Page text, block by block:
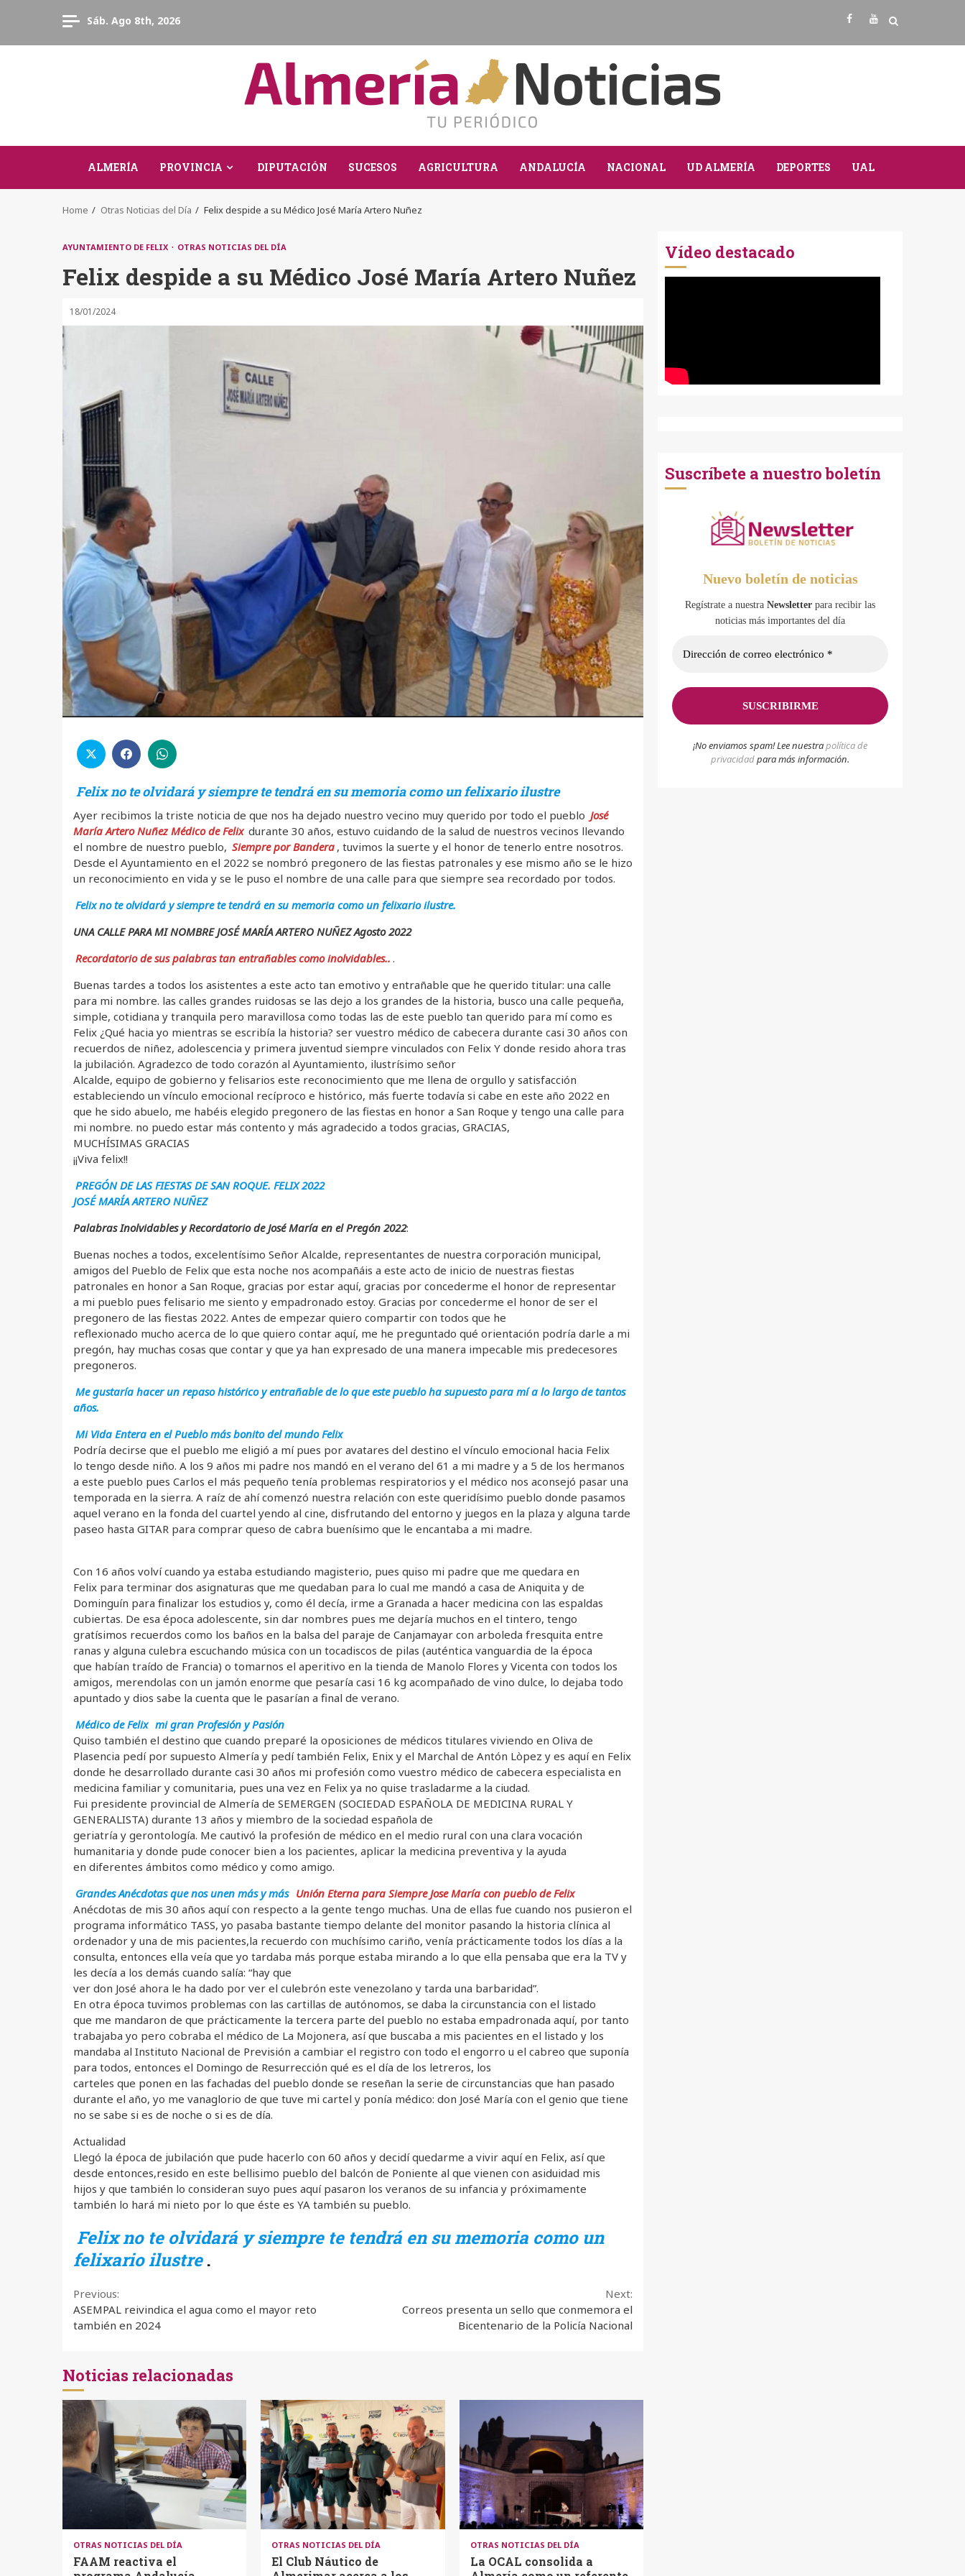
Sáb. Ago 8th, 2026 Facebook
Youtube
ALMERÍA PROVINCIA DIPUTACIÓN SUCESOS AGRICULTURA ANDALUCÍA NACIONAL UD ALMERÍA DEPORTES UAL
Home Otras Noticias del Día Felix despide a su Médico José María Artero Nuñez
AYUNTAMIENTO DE FELIX OTRAS NOTICIAS DEL DÍA
Felix despide a su Médico José María Artero Nuñez
18/01/2024
Felix no te olvidará y siempre te tendrá en su memoria como un felixario ilustre
Ayer recibimos la triste noticia de que nos ha dejado nuestro vecino muy querido por todo el pueblo José
María Artero Nuñez Médico de Felix durante 30 años, estuvo cuidando de la salud de nuestros vecinos llevando
el nombre de nuestro pueblo, Siempre por Bandera , tuvimos la suerte y el honor de tenerlo entre nosotros.
Desde el Ayuntamiento en el 2022 se nombró pregonero de las fiestas patronales y ese mismo año se le hizo
un reconocimiento en vida y se le puso el nombre de una calle para que siempre sea recordado por todos.
Felix no te olvidará y siempre te tendrá en su memoria como un felixario ilustre.
UNA CALLE PARA MI NOMBRE JOSÉ MARÍA ARTERO NUÑEZ Agosto 2022
Recordatorio de sus palabras tan entrañables como inolvidables.. .
Buenas tardes a todos los asistentes a este acto tan emotivo y entrañable que he querido titular: una calle
para mi nombre. las calles grandes ruidosas se las dejo a los grandes de la historia, busco una calle pequeña,
simple, cotidiana y tranquila pero maravillosa como todas las de este pueblo tan querido para mí como es
Felix ¿Qué hacia yo mientras se escribía la historia? ser vuestro médico de cabecera durante casi 30 años con
recuerdos de niñez, adolescencia y primera juventud siempre vinculados con Felix Y donde resido ahora tras
la jubilación. Agradezco de todo corazón al Ayuntamiento, ilustrísimo señor
Alcalde, equipo de gobierno y felisarios este reconocimiento que me llena de orgullo y satisfacción
estableciendo un vínculo emocional recíproco e histórico, más fuerte todavía si cabe en este año 2022 en
que he sido abuelo, me habéis elegido pregonero de las fiestas en honor a San Roque y tengo una calle para
mi nombre. no puedo estar más contento y más agradecido a todos gracias, GRACIAS,
MUCHÍSIMAS GRACIAS
¡¡Viva felix!!
PREGÓN DE LAS FIESTAS DE SAN ROQUE. FELIX 2022
JOSÉ MARÍA ARTERO NUÑEZ
Palabras Inolvidables y Recordatorio de José María en el Pregón 2022:
Buenas noches a todos, excelentísimo Señor Alcalde, representantes de nuestra corporación municipal,
amigos del Pueblo de Felix que esta noche nos acompañáis a este acto de inicio de nuestras fiestas
patronales en honor a San Roque, gracias por estar aquí, gracias por concederme el honor de representar
a mi pueblo pues felisario me siento y empadronado estoy. Gracias por concederme el honor de ser el
pregonero de las fiestas 2022. Antes de empezar quiero compartir con todos que he
reflexionado mucho acerca de lo que quiero contar aquí, me he preguntado qué orientación podría darle a mi
pregón, hay muchas cosas que contar y que ya han expresado de una manera impecable mis predecesores
pregoneros.
Me gustaría hacer un repaso histórico y entrañable de lo que este pueblo ha supuesto para mí a lo largo de tantos
años.
Mi Vida Entera en el Pueblo más bonito del mundo Felix
Podría decirse que el pueblo me eligió a mí pues por avatares del destino el vínculo emocional hacia Felix
lo tengo desde niño. A los 9 años mi padre nos mandó en el verano del 61 a mi madre y a 5 de los hermanos
a este pueblo pues Carlos el más pequeño tenía problemas respiratorios y el médico nos aconsejó pasar una
temporada en la sierra. A raíz de ahí comenzó nuestra relación con este queridísimo pueblo donde pasamos
aquel verano en la fonda del cuartel yendo al cine, disfrutando del entorno y juegos en la plaza y alguna tarde
paseo hasta GITAR para comprar queso de cabra buenísimo que le encantaba a mi madre.
Con 16 años volví cuando ya estaba estudiando magisterio, pues quiso mi padre que me quedara en
Felix para terminar dos asignaturas que me quedaban para lo cual me mandó a casa de Aniquita y de
Dominguín para finalizar los estudios y, como él decía, irme a Granada a hacer medicina con las espaldas
cubiertas. De esa época adolescente, sin dar nombres pues me dejaría muchos en el tintero, tengo
gratísimos recuerdos como los baños en la balsa del paraje de Canjamayar con arboleda fresquita entre
ranas y alguna culebra escuchando música con un tocadiscos de pilas (auténtica vanguardia de la época
que habían traído de Francia) o tomarnos el aperitivo en la tienda de Manolo Flores y Vicenta con todos los
amigos, merendolas con un jamón enorme que pesaría casi 16 kg acompañado de vino dulce, lo dejaba todo
apuntado y dios sabe la cuenta que le pasarían a final de verano.
Médico de Felix mi gran Profesión y Pasión
Quiso también el destino que cuando preparé la oposiciones de médicos titulares viviendo en Oliva de
Plasencia pedí por supuesto Almería y pedí también Felix, Enix y el Marchal de Antón Lòpez y es aquí en Felix
donde he desarrollado durante casi 30 años mi profesión como vuestro médico de cabecera especialista en
medicina familiar y comunitaria, pues una vez en Felix ya no quise trasladarme a la ciudad.
Fui presidente provincial de Almería de SEMERGEN (SOCIEDAD ESPAÑOLA DE MEDICINA RURAL Y
GENERALISTA) durante 13 años y miembro de la sociedad española de
geriatría y gerontología. Me cautivó la profesión de médico en el medio rural con una clara vocación
humanitaria y donde pude conocer bien a los pacientes, aplicar la medicina preventiva y la ayuda
en diferentes ámbitos como médico y como amigo.
Grandes Anécdotas que nos unen más y más Unión Eterna para Siempre Jose María con pueblo de Felix
Anécdotas de mis 30 años aquí con respecto a la gente tengo muchas. Una de ellas fue cuando nos pusieron el
programa informático TASS, yo pasaba bastante tiempo delante del monitor pasando la historia clínica al
ordenador y una de mis pacientes,la recuerdo con muchísimo cariño, venía prácticamente todos los días a la
consulta, entonces ella veía que yo tardaba más porque estaba mirando a lo que ella pensaba que era la TV y
les decía a los demás cuando salía: “hay que
ver don José ahora le ha dado por ver el culebrón este venezolano y tarda una barbaridad”.
En otra época tuvimos problemas con las cartillas de autónomos, se daba la circunstancia con el listado
que me mandaron de que prácticamente la tercera parte del pueblo no estaba empadronada aquí, por tanto
trabajaba yo pero cobraba el médico de La Mojonera, así que buscaba a mis pacientes en el listado y los
mandaba al Instituto Nacional de Previsión a cambiar el registro con todo el engorro u el cabreo que suponía
para todos, entonces el Domingo de Resurrección qué es el día de los letreros, los
carteles que ponen en las fachadas del pueblo donde se reseñan la serie de circunstancias que han pasado
durante el año, yo me vanaglorio de que tuve mi cartel y ponía médico: don José María con el genio que tiene
no se sabe si es de noche o si es de día.
Actualidad
Llegó la época de jubilación que pude hacerlo con 60 años y decidí quedarme a vivir aquí en Felix, así que
desde entonces,resido en este bellisimo pueblo del balcón de Poniente al que vienen con asiduidad mis
hijos y que también lo consideran suyo pues aquí pasaron los veranos de su infancia y próximamente
también lo hará mi nieto por lo que éste es YA también su pueblo.
Felix no te olvidará y siempre te tendrá en su memoria como un
felixario ilustre .
Continue
Reading
Previous:
ASEMPAL reivindica el agua como el mayor reto
también en 2024
Next:
Correos presenta un sello que conmemora el
Bicentenario de la Policía Nacional
Noticias relacionadas
OTRAS NOTICIAS DEL DÍA
FAAM reactiva el
OTRAS NOTICIAS DEL DÍA
El Club Náutico de
OTRAS NOTICIAS DEL DÍA
La OCAL consolida a
Vídeo destacado
Suscríbete a nuestro boletín
Nuevo boletín de noticias
Regístrate a nuestra Newsletter para recibir las
noticias más importantes del día
¡No enviamos spam! Lee nuestrapolítica de
privacidadpara más información.